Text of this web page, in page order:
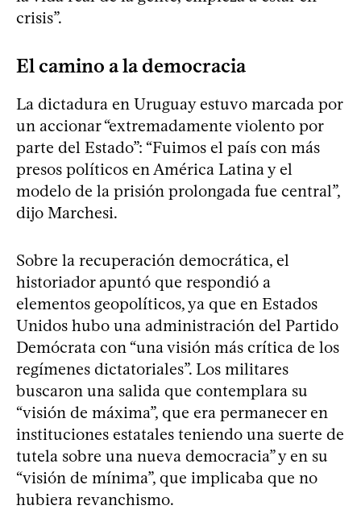
crisis”.
El camino a la democracia
La dictadura en Uruguay estuvo marcada por
un accionar “extremadamente violento por
parte del Estado”: “Fuimos el país con más
presos políticos en América Latina y el
modelo de la prisión prolongada fue central”,
dijo Marchesi.
Sobre la recuperación democrática, el
historiador apuntó que respondió a
elementos geopolíticos, ya que en Estados
Unidos hubo una administración del Partido
Demócrata con “una visión más crítica de los
regímenes dictatoriales”. Los militares
buscaron una salida que contemplara su
“visión de máxima”, que era permanecer en
instituciones estatales teniendo una suerte de
tutela sobre una nueva democracia” y en su
“visión de mínima”, que implicaba que no
hubiera revanchismo.